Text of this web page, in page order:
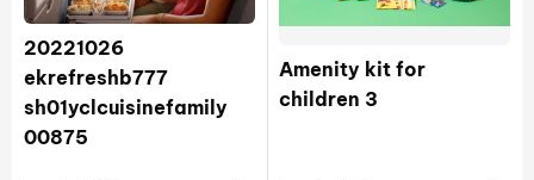
20221026
ekrefreshb777
sh01yclcuisinefamily
00875
Amenity kit for
children 3